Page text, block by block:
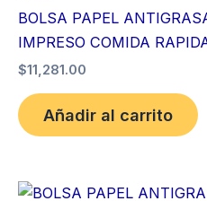
BOLSA PAPEL
IMPRESO COMIDA
$11,281.00
Añadir al carrito